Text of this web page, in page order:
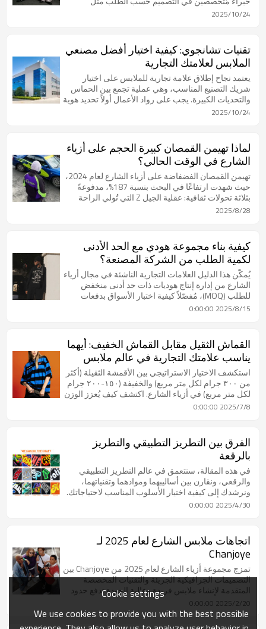
Chanjoye، ما يجعلها مثالية للعلامات التجارية العالمية.
2025/10/24
تقنيات تشانجوي: كيفية اختيار أفضل مصنعي
الملابس لعلامتك التجارية
يعتمد نجاح إطلاق علامة تجارية للملابس على اختيار
شريك التصنيع المناسب، وهي عملية تجمع بين الحماس
والتحديات الكبيرة. يجب على رواد الأعمال أولاً تحديد هوية
علامتهم التجارية، وجمهورهم المستهدف، وتصميم
التجارية الخاصة (للتخصيص والحصرية)، والعلامة التجارية
البيضاء (للسرعة والفعالية من حيث التكلفة)، أمرًا بالغ
الأهمية. الحد الأدنى لكمية الطلب
2025/10/24
لماذا تهيمن القمصان كبيرة الحجم على أزياء
الشارع في الوقت الحالي؟
تهيمن القمصان الفضفاضة على أزياء الشارع لعام 2024،
حيث شهدت ارتفاعًا في البحث بنسبة 187%، مدفوعةً
بثلاثة تحولات ثقافية: عقلية الجيل Z التي تُولي الراحة
الأولوية، ومرونة النوع الاجتماعي، والرؤية المستقبلية
تُعيد التصاميم الشاملة تشكيل سلوك المستهلك، مع
توفير أسعار مميزة بنسبة 40% وزيادة انتشارها على
وسائل التواصل الاجتماعي بمقدار 3.2 مرة.
2025/8/28
كيفية بناء مجموعة هودي مع الحد الأدنى
لكمية الطلب من الشركة المصنعة؟
يُمكّن هذا الدليل العلامات التجارية الناشئة في مجال أزياء
الشارع من إدارة إنتاج هوديات ذات حد أدنى منخفض
للطلب (MOQ)، مُفصّلاً كيفية اختبار الأسواق بدفعات
البيانات، من مرحلة العينات إلى المنتجات النهائية، مما
يُساعد الشركات الناشئة على تجاوز حواجز سلسلة
التوريد بأقل قدر من المخاطر.
2025/8/15 0:00:00
القماش الثقيل مقابل القماش الخفيف: أيهما
يناسب علامتك التجارية في عالم ملابس
الشارع؟
استكشف الاختيار الاستراتيجي بين الأقمشة الثقيلة (أكثر
من ٣٠٠ جرام لكل متر مربع) والخفيفة (١٥٠-٢٠٠ جرام
لكل متر مربع) في أزياء الشارع. اكتشف كيف يُعزز الوزن
الثقيل المتانة لتصاميم جذابة، بينما يُتيح الوزن الخفيف
تصاميم مستدامة - من خلال رؤى مُستندة إلى بيانات
حول تفضيلات المستهلكين. يتضمن نصائح موسمية ودعوة
للعمل للحصول على توصيات مُخصصة.
2025/7/8 0:00:00
الفرق بين التطريز التطبيقي والتطريز
بالرقعة
في هذه المقالة، سنتعمق في عالم التطريز التطبيقي
والرقعي، ونقارن بين أساليبهما وموادهما وتقنياتهما،
ونرشدك إلى كيفية اختيار الأسلوب المناسب لاحتياجاتك.
2025/4/30 0:00:00
اتجاهات ملابس الشارع لعام 2025 لـ
Chanjoye
تمزج مجموعة أزياء الشارع لعام 2025 من Chanjoye بين
التصميمات الجرافيكية الجريئة والتقنيات المخصصة
المتقدمة لإنشاء ملابس فريدة وعالية الجودة تدفع حدود
الاتجاهات.
2025/2/20 0:00:00
Cookie settings
We use cookies to provide you with the best possible